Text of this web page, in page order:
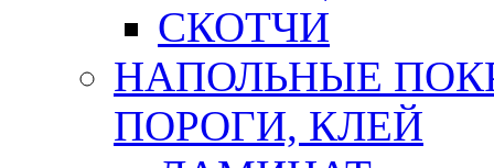
СКОТЧИ
НАПОЛЬНЫЕ
ПОРОГИ, КЛЕЙ